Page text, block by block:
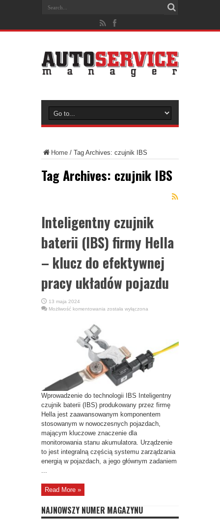
Home / Tag Archives: czujnik IBS
Tag Archives: czujnik IBS
Inteligentny czujnik
baterii (IBS) firmy Hella
– klucz do efektywnej
pracy układów pojazdu
13 maja 2024
Możliwość komentowania Inteligentny
klucz
efektywnej
pracy
układów
pojazdu
została wyłączona
Wprowadzenie do technologii IBS Inteligentny
czujnik baterii (IBS) produkowany przez firmę
Hella jest zaawansowanym komponentem
stosowanym w nowoczesnych pojazdach,
mającym kluczowe znaczenie dla
monitorowania stanu akumulatora. Urządzenie
to jest integralną częścią systemu zarządzania
energią w pojazdach, a jego głównym zadaniem
...
Read More »
NAJNOWSZY NUMER MAGAZYNU